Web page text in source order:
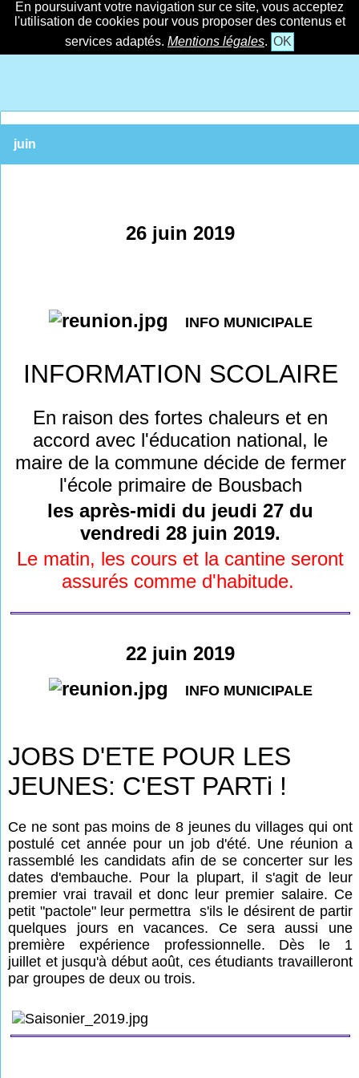
En poursuivant votre navigation sur ce site, vous acceptez
l'utilisation de cookies pour vous proposer des contenus et
services adaptés. Mentions légales. OK
juin
26 juin 2019
INFO MUNICIPALE
INFORMATION SCOLAIRE
En raison des fortes chaleurs et en
accord avec l'éducation national, le
maire de la commune décide de fermer
l'école primaire de Bousbach
les après-midi du jeudi 27 du
vendredi 28 juin 2019.
Le matin, les cours et la cantine seront
assurés comme d'habitude.
22 juin 2019
INFO MUNICIPALE
JOBS D'ETE POUR LES
JEUNES: C'EST PARTi !
Ce ne sont pas moins de 8 jeunes du villages qui ont
postulé cet année pour un job d'été. Une réunion a
rassemblé les candidats afin de se concerter sur les
dates d'embauche. Pour la plupart, il s'agit de leur
premier vrai travail et donc leur premier salaire. Ce
petit "pactole" leur permettra s'ils le désirent de partir
quelques jours en vacances. Ce sera aussi une
première expérience professionnelle. Dès le 1
juillet et jusqu'à début août, ces étudiants travailleront
par groupes de deux ou trois.